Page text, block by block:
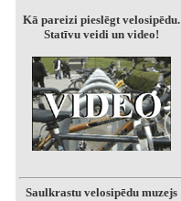
Kā pareizi pieslēgt velosipēdu.
Statīvu veidi un video!
Saulkrastu velosipēdu muzejs